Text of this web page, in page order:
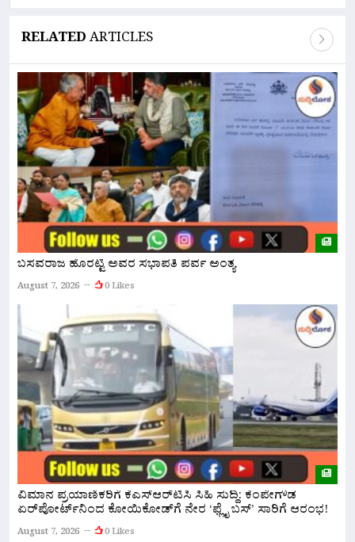
RELATEDARTICLES
ಬಸವರಾಜ ಹೊರಟ್ಟಿ ಅವರ ಸಭಾಪತಿ ಪರ್ವ ಅಂತ್ಯ
August 7, 2026 0 Likes
ವಿಮಾನ ಪ್ರಯಾಣಿಕರಿಗೆ ಕೆಎಸ್‌ಆರ್‌ಟಿಸಿ ಸಿಹಿ ಸುದ್ದಿ: ಕೆಂಪೇಗೌಡ
ಏರ್‌ಪೋರ್ಟ್‌ನಿಂದ ಕೋಯಿಕೋಡ್‌ಗೆ ನೇರ ‘ಫ್ಲೈ ಬಸ್’ ಸಾರಿಗೆ ಆರಂಭ!
August 7, 2026 0 Likes